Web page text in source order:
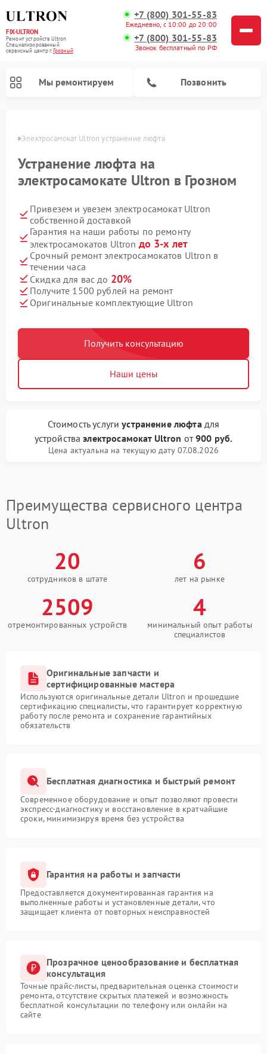
FIX-ULTRON
Ремонт устройств Ultron
Специализированный
cервисный центр г.Грозный
+7 (800) 301-55-83
Ежедневно, с 10:00 до 20:00
+7 (800) 301-55-83
Звонок бесплатный по РФ
Мы ремонтируем Позвонить
Электросамокат Ultron устранение люфта
Устранение люфта на
электросамокате Ultron в Грозном
Привезем и увезем электросамокат Ultron
собственной доставкой
Гарантия на наши работы по ремонту
электросамокатов Ultron до 3-х лет
Срочный ремонт электросамокатов Ultron в
течении часа
Скидка для вас до 20%
Получите 1500 рублей на ремонт
Оригинальные комплектующие Ultron
Получить консультацию
Наши цены
Стоимость услугиустранение люфта для
устройстваэлектросамокат Ultron от900 руб.
Цена актуальна на текущую дату 07.08.2026
Преимущества сервисного центра
Ultron
20
сотрудников в штате
6
лет на рынке
2509
отремонтированных устройств
4
минимальный опыт работы
специалистов
Оригинальные запчасти и
сертифицированные мастера
Используются оригинальные детали Ultron и прошедшие
сертификацию специалисты, что гарантирует корректную
работу после ремонта и сохранение гарантийных
обязательств
Бесплатная диагностика и быстрый ремонт
Современное оборудование и опыт позволяют провести
экспресс-диагностику и восстановление в кратчайшие
сроки, минимизируя время без устройства
Гарантия на работы и запчасти
Предоставляется документированная гарантия на
выполненные работы и установленные детали, что
защищает клиента от повторных неисправностей
Прозрачное ценообразование и бесплатная
консультация
Точные прайс-листы, предварительная оценка стоимости
ремонта, отсутствие скрытых платежей и возможность
бесплатной консультации по телефону или онлайн на
сайте